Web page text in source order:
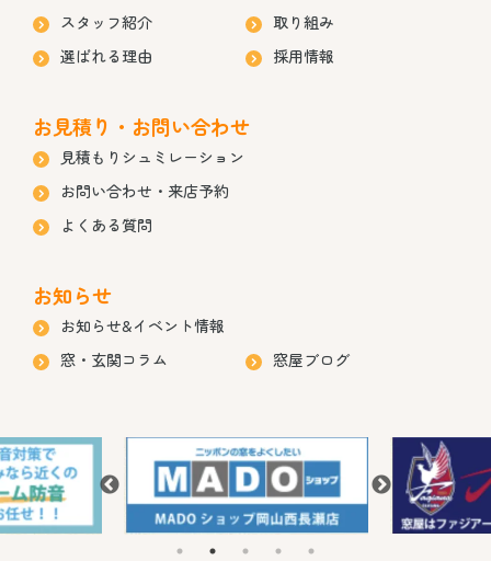
スタッフ紹介
取り組み
選ばれる理由
採用情報
お見積り・お問い合わせ
見積もりシュミレーション
お問い合わせ・来店予約
よくある質問
お知らせ
お知らせ&イベント情報
窓・玄関コラム
窓屋ブログ